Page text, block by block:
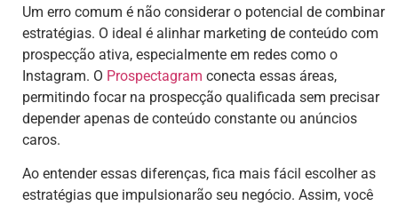
Um erro comum é não considerar o potencial de combinar
estratégias. O ideal é alinhar marketing de conteúdo com
prospecção ativa, especialmente em redes como o
Instagram. O Prospectagram conecta essas áreas,
permitindo focar na prospecção qualificada sem precisar
depender apenas de conteúdo constante ou anúncios
caros.
Ao entender essas diferenças, fica mais fácil escolher as
estratégias que impulsionarão seu negócio. Assim, você